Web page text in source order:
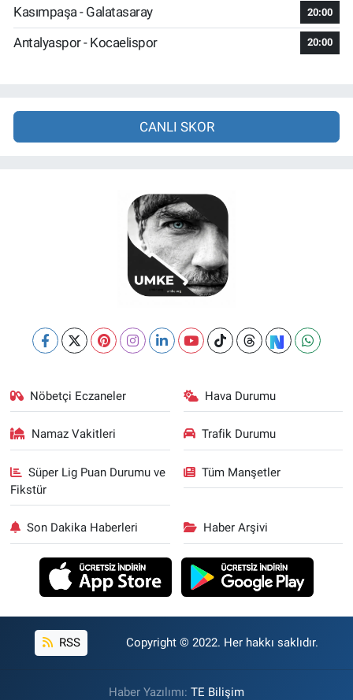
Kasımpaşa - Galatasaray 20:00
Antalyaspor - Kocaelispor 20:00
CANLI SKOR
Nöbetçi Eczaneler Hava Durumu
Namaz Vakitleri Trafik Durumu
Süper Lig Puan Durumu ve
Fikstür
Tüm Manşetler
Son Dakika Haberleri Haber Arşivi
RSS Copyright © 2022. Her hakkı saklıdır.
Haber Yazılımı: TE Bilişim